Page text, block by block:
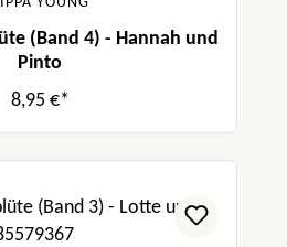
(Band 4) - Hannah und
Pinto
8,95 €*